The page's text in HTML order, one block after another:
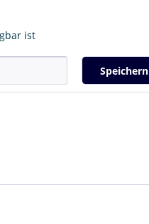
ist
Speichern